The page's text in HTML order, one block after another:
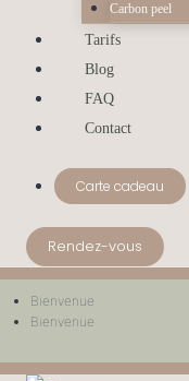
Carbon peel
Tarifs
Blog
FAQ
Contact
Carte cadeau
Rendez-vous
Bienvenue
Bienvenue